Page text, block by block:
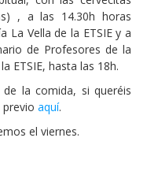
, a las 14.30h horas
La Vella de la ETSIE y a
de Profesores de la
ETSIE, hasta las 18h.
la comida, si queréis
aquí.
el viernes.